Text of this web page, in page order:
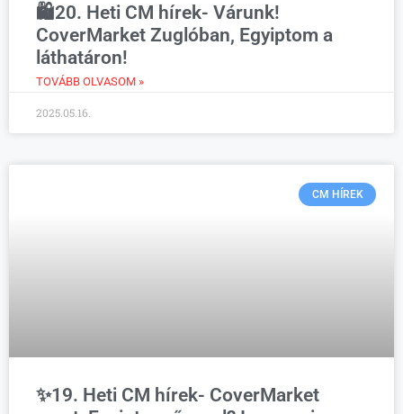
🛍️20. Heti CM hírek- Várunk!
CoverMarket Zuglóban, Egyiptom a
láthatáron!
TOVÁBB OLVASOM »
2025.05.16.
CM HÍREK
✨19. Heti CM hírek- CoverMarket